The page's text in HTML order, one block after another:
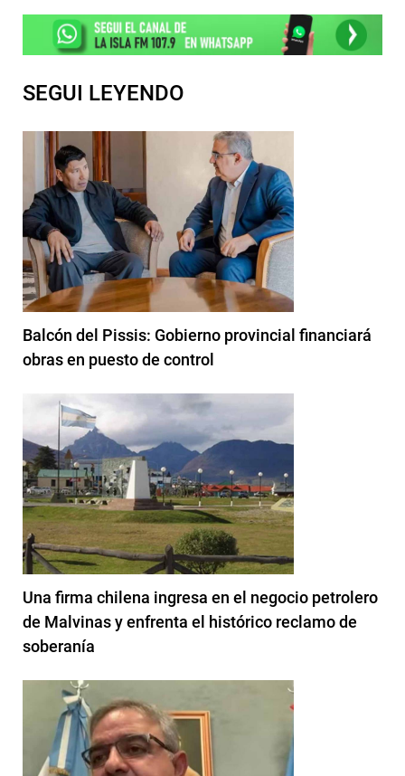
SEGUI LEYENDO
Balcón del Pissis: Gobierno provincial financiará
obras en puesto de control
Una firma chilena ingresa en el negocio petrolero
de Malvinas y enfrenta el histórico reclamo de
soberanía